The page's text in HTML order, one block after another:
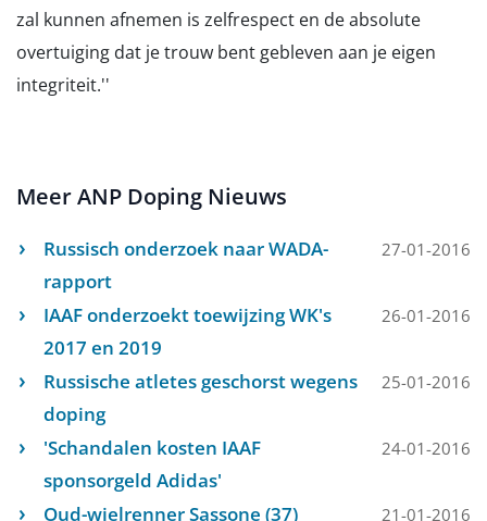
zal kunnen afnemen is zelfrespect en de absolute
overtuiging dat je trouw bent gebleven aan je eigen
integriteit.''
Meer ANP Doping Nieuws
Russisch onderzoek naar WADA-
rapport
27-01-2016
IAAF onderzoekt toewijzing WK's
2017 en 2019
26-01-2016
Russische atletes geschorst wegens
doping
25-01-2016
'Schandalen kosten IAAF
sponsorgeld Adidas'
24-01-2016
Oud-wielrenner Sassone (37)
21-01-2016